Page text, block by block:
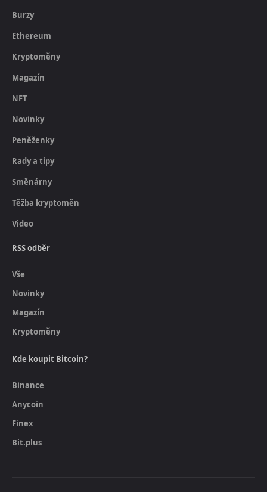
Burzy
Ethereum
Kryptoměny
Magazín
NFT
Novinky
Peněženky
Rady a tipy
Směnárny
Těžba kryptoměn
Video
RSS odběr
Vše
Novinky
Magazín
Kryptoměny
Kde koupit Bitcoin?
Binance
Anycoin
Finex
Bit.plus